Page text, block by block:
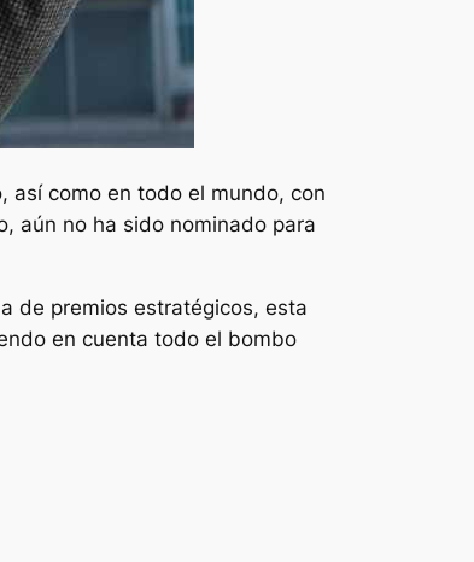
así como en todo el mundo, con
aún no ha sido nominado para
de premios estratégicos, esta
en cuenta todo el bombo